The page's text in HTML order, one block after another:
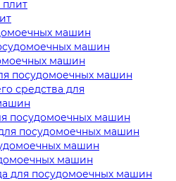
плит
машин
машин
машин
посудомоечных машин
средства для
посудомоечных машин
посудомоечных машин
машин
машин
для посудомоечных машин